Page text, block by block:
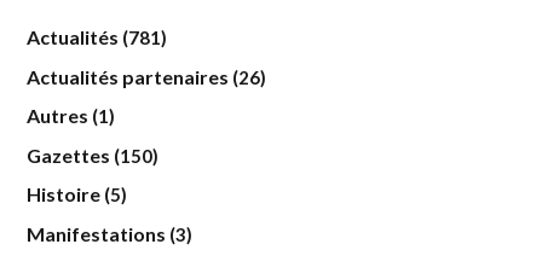
Actualités (781)
Actualités partenaires (26)
Autres (1)
Gazettes (150)
Histoire (5)
Manifestations (3)